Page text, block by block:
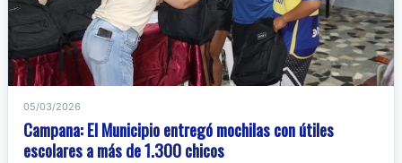
05/03/2026
Campana: El Municipio entregó mochilas con útiles
escolares a más de 1.300 chicos